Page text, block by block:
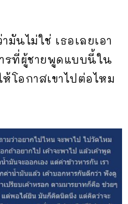
นไม่ใช่ เธอเลยเอา
ารที่ผู้ชายพูดแบบนี้ใน
โอกาสเขาไปต่อไหม